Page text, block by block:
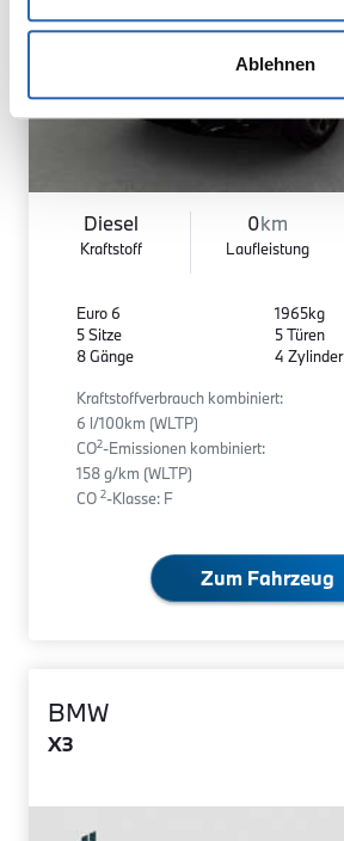
Ablehnen
Diesel
Kraftstoff
0km
Laufleistung
Euro 6
5 Sitze
8 Gänge
1965kg
5 Türen
4 Zylinder
Kraftstoffverbrauch kombiniert:
6 l/100km (WLTP)
CO2-Emissionen kombiniert:
158 g/km (WLTP)
CO 2-Klasse: F
Zum Fahrzeug
BMW
X3